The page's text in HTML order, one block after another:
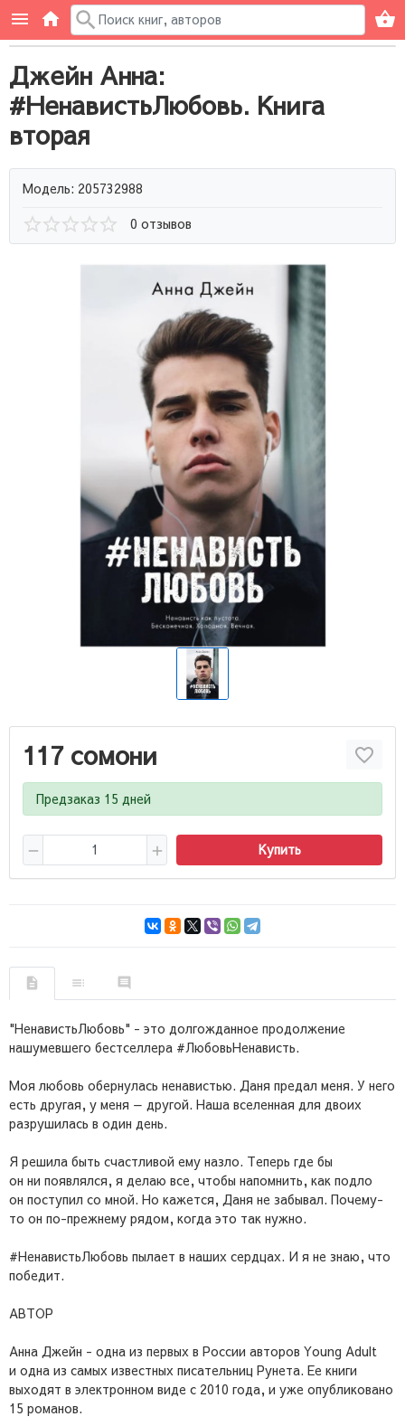
Джейн Анна:
#НенавистьЛюбовь. Книга
вторая
Модель: 205732988
0 отзывов
117 сомони
Предзаказ 15 дней
Купить
"НенавистьЛюбовь" - это долгожданное продолжение
нашумевшего бестселлера #ЛюбовьНенависть.
Моя любовь обернулась ненавистью. Даня предал меня. У него
есть другая, у меня — другой. Наша вселенная для двоих
разрушилась в один день.
Я решила быть счастливой ему назло. Теперь где бы
он ни появлялся, я делаю все, чтобы напомнить, как подло
он поступил со мной. Но кажется, Даня не забывал. Почему-
то он по-прежнему рядом, когда это так нужно.
#НенавистьЛюбовь пылает в наших сердцах. И я не знаю, что
победит.
АВТОР
Анна Джейн - одна из первых в России авторов Young Adult
и одна из самых известных писательниц Рунета. Ее книги
выходят в электронном виде с 2010 года, и уже опубликовано
15 романов.